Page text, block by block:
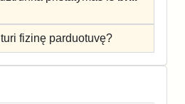
turi fizinę parduotuvę?